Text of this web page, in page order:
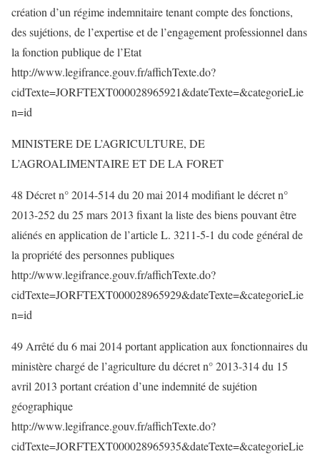
création d’un régime indemnitaire tenant compte des fonctions,
des sujétions, de l’expertise et de l’engagement professionnel dans
la fonction publique de l’Etat
http://www.legifrance.gouv.fr/affichTexte.do?
cidTexte=JORFTEXT000028965921&dateTexte=&categorieLie
n=id
MINISTERE DE L’AGRICULTURE, DE
L’AGROALIMENTAIRE ET DE LA FORET
48 Décret n° 2014-514 du 20 mai 2014 modifiant le décret n°
2013-252 du 25 mars 2013 fixant la liste des biens pouvant être
aliénés en application de l’article L. 3211-5-1 du code général de
la propriété des personnes publiques
http://www.legifrance.gouv.fr/affichTexte.do?
cidTexte=JORFTEXT000028965929&dateTexte=&categorieLie
n=id
49 Arrêté du 6 mai 2014 portant application aux fonctionnaires du
ministère chargé de l’agriculture du décret n° 2013-314 du 15
avril 2013 portant création d’une indemnité de sujétion
géographique
http://www.legifrance.gouv.fr/affichTexte.do?
cidTexte=JORFTEXT000028965935&dateTexte=&categorieLie